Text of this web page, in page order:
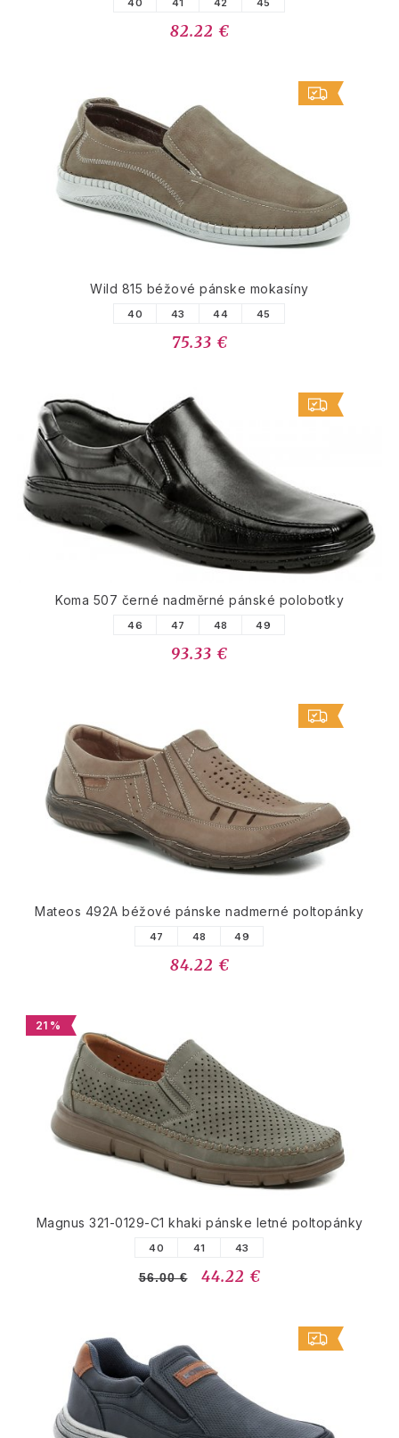
40 41 42 45
82.22 €
Wild 815 béžové pánske mokasíny
40 43 44 45
75.33 €
Koma 507 černé nadměrné pánské polobotky
46 47 48 49
93.33 €
Mateos 492A béžové pánske nadmerné poltopánky
47 48 49
84.22 €
21 %
Magnus 321-0129-C1 khaki pánske letné poltopánky
40 41 43
56.00 € 44.22 €